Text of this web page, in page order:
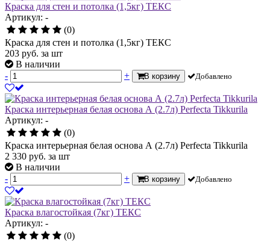
Краска для стен и потолка (1,5кг) ТЕКС
Артикул: -
(0)
Краска для стен и потолка (1,5кг) ТЕКС
203 руб. за шт
В наличии
-
+ В корзину Добавлено
Краска интерьерная белая основа А (2.7л) Perfecta Tikkurila
Артикул: -
(0)
Краска интерьерная белая основа А (2.7л) Perfecta Tikkurila
2 330 руб. за шт
В наличии
-
+ В корзину Добавлено
Краска влагостойкая (7кг) ТЕКС
Артикул: -
(0)